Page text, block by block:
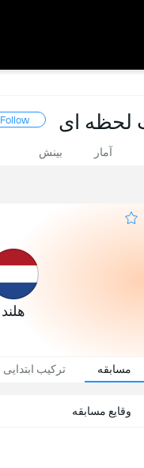
Follow
آمار بینش
هلند
مسابقه ترکیب ابتدایی
وقایع مسابقه